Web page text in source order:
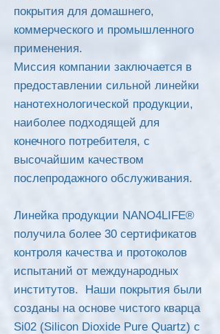
покрытия для домашнего,
коммерческого и промышленного
применения.
Миссия компании заключается в
предоставлении сильной линейки
нанотехнологической продукции,
наиболее подходящей для
конечного потребителя, с
высочайшим качеством
послепродажного обслуживания.
Линейка продукции NANO4LIFE®
получила более 30 сертификатов
контроля качества и протоколов
испытаний от международных
институтов. Наши покрытия были
созданы на основе чистого кварца
Si02 (Silicon Dioxide Pure Quartz) с